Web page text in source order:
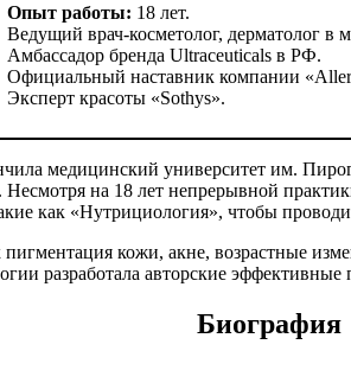
Опыт работы: 18 лет.
Ведущий врач-косметолог, дерматолог в
Амбассадор бренда Ultraceuticals в РФ.
Официальный наставник компании
Эксперт красоты «Sothys».
медицинский университет им.
на 18 лет непрерывной
как «Нутрициология», чтобы
кожи, акне, возрастные
разработала авторские
Биография